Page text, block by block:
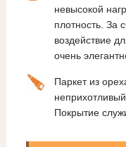
невысокой
плотность. За
воздействие
очень
Паркет из
Покрытие